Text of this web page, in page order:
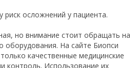
осложнений у пациента.
но внимание стоит обращать на
оборудования. На сайте Биопси
качественные медицинские
контроль. Использование их